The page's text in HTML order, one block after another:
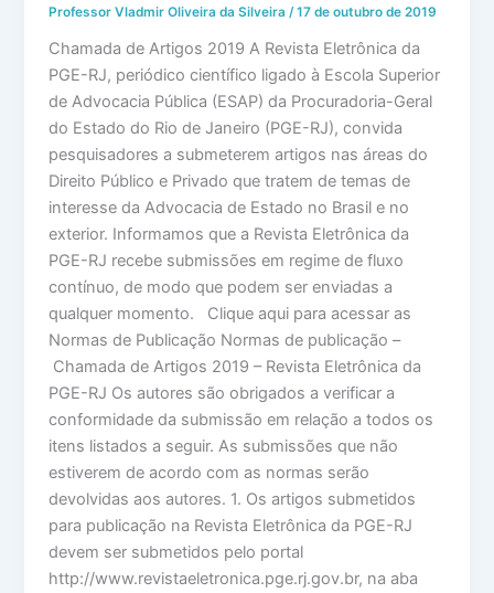
Professor Vladmir Oliveira da Silveira/17 de outubro de 2019
Chamada de Artigos 2019 A Revista Eletrônica da
PGE-RJ, periódico científico ligado à Escola Superior
de Advocacia Pública (ESAP) da Procuradoria-Geral
do Estado do Rio de Janeiro (PGE-RJ), convida
pesquisadores a submeterem artigos nas áreas do
Direito Público e Privado que tratem de temas de
interesse da Advocacia de Estado no Brasil e no
exterior. Informamos que a Revista Eletrônica da
PGE-RJ recebe submissões em regime de fluxo
contínuo, de modo que podem ser enviadas a
qualquer momento. Clique aqui para acessar as
Normas de Publicação Normas de publicação –
Chamada de Artigos 2019 – Revista Eletrônica da
PGE-RJ Os autores são obrigados a verificar a
conformidade da submissão em relação a todos os
itens listados a seguir. As submissões que não
estiverem de acordo com as normas serão
devolvidas aos autores. 1. Os artigos submetidos
para publicação na Revista Eletrônica da PGE-RJ
devem ser submetidos pelo portal
http://www.revistaeletronica.pge.rj.gov.br, na aba